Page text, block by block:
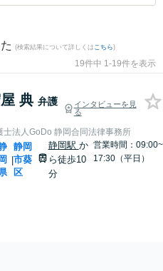
(検索結果について詳しくは こちら)
19件中 1-19件を表示
典 弁護
インタビューを見
る
弁護士法人GoDo 静岡合同法律事務所
岡 |
静岡
市葵
区
静岡駅 か
ら徒歩10
分
営業時間：09:00~
17:30（平日）